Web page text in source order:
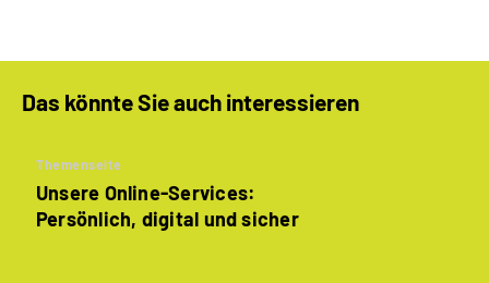
Das könnte Sie auch interessieren
Themenseite
Unsere Online-Services:
Persönlich, digital und sicher